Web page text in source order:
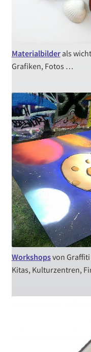
Materialbilderals
Grafiken, Fotos …
Workshopsvon
Kitas, Kulturzentren,